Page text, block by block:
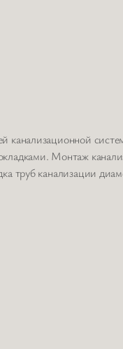
канализационной
Монтаж
труб канализации